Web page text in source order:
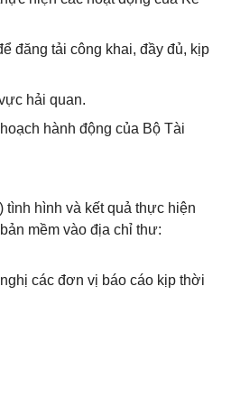
đăng tải công khai, đầy đủ, kịp
hải quan.
hành động của Bộ Tài
tình hình và kết quả thực hiện
mềm vào địa chỉ thư:
các đơn vị báo cáo kịp thời